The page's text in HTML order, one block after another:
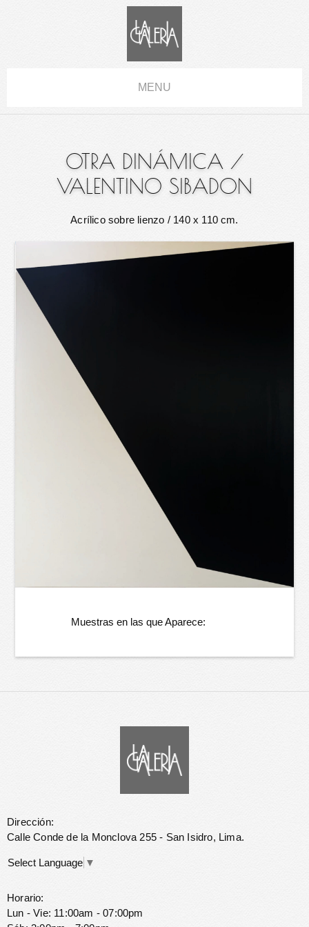
MENU
OTRA DINÁMICA /
VALENTINO SIBADON
Acrílico sobre lienzo / 140 x 110 cm.
Muestras en las que Aparece:
Dirección:
Calle Conde de la Monclova 255 - San Isidro, Lima.
Select Language ▼
Horario:
Lun - Vie: 11:00am - 07:00pm